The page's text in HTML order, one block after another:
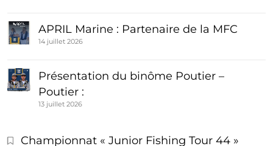
APRIL Marine : Partenaire de la MFC
14 juillet 2026
Présentation du binôme Poutier –
Poutier :
13 juillet 2026
Championnat « Junior Fishing Tour 44 »